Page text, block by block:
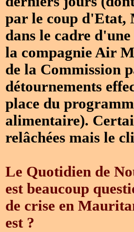
par le coup d'Etat,
dans le cadre
la compagnie Air
de la Commission
détournements
place du
alimentaire).
relâchées mais le
Le Quotidien de
est beaucoup
de crise en
est ?